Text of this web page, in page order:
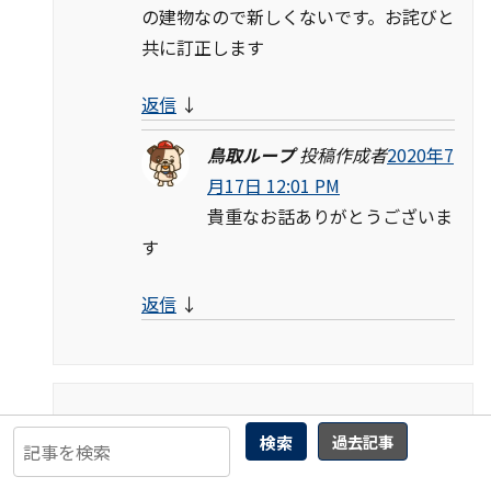
検索 過去記事
の建物なので新しくないです。お詫びと
共に訂正します
返信 ↓
鳥取ループ 投稿作成者2020年7
月17日 12:01 PM
貴重なお話ありがとうございま
す
返信 ↓
とある隣保館職員 2019年6月5日 10:10